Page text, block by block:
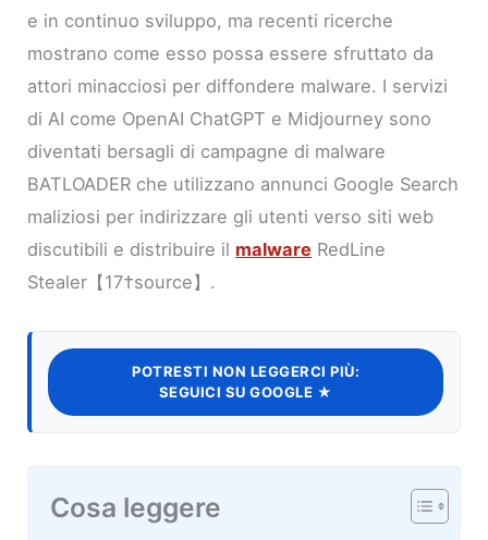
e in continuo sviluppo, ma recenti ricerche
mostrano come esso possa essere sfruttato da
attori minacciosi per diffondere malware. I servizi
di AI come OpenAI ChatGPT e Midjourney sono
diventati bersagli di campagne di malware
BATLOADER che utilizzano annunci Google Search
maliziosi per indirizzare gli utenti verso siti web
discutibili e distribuire il malware RedLine
Stealer【17†source】.
POTRESTI NON LEGGERCI PIÙ:
SEGUICI SU GOOGLE ★
Cosa leggere